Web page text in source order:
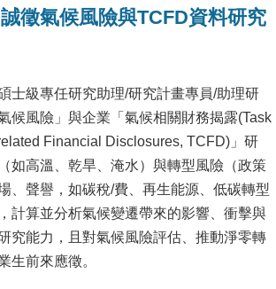
誠徵氣候風險與TCFD資料研究
士級專任研究助理/研究計畫專員/助理研
候風險」與企業「氣候相關財務揭露(Task
Financial Disclosures, TCFD)」研
如高溫、乾旱、淹水） 與轉型風險（政策
、聲譽，如碳稅/費、 再生能源、低碳轉型
計算並分析氣候變遷帶來的影響、衝擊與
究能力，且對氣候風險評估、 推動淨零轉
生前來應徵。